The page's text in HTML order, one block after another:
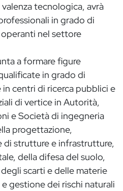
tecnologica, avrà
in grado di
nel settore
a formare figure
in grado di
centri di ricerca pubblici e
di vertice in Autorità,
e Società di ingegneria
progettazione,
di strutture e infrastrutture,
della difesa del suolo,
scarti e delle materie
gestione dei rischi naturali